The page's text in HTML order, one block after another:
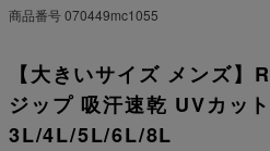
商品番号070449mc1055
【大きいサイズ メンズ
ジップ 吸汗速乾 UVカッ
3L/4L/5L/6L/8L